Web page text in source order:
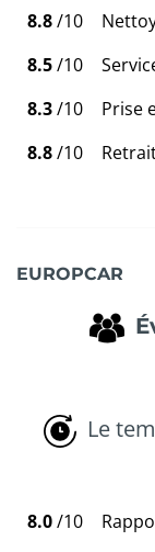
8.8/10
8.5/10
8.3/10
Prise
8.8/10
EUROPCAR
Le
8.0/10